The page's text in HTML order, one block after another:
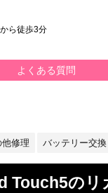
ら徒歩3分
よくある質問
他修理 バッテリー交換
Touch5のリ